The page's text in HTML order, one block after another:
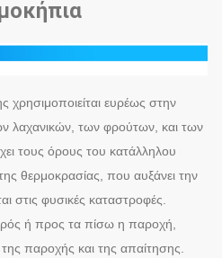
χρησιμοποιείται ευρέως στην
λαχανικών, των φρούτων, και των
τους όρους του κατάλληλου
θερμοκρασίας, που αυξάνει την
στις φυσικές καταστροφές.
ή προς τα πίσω η παροχή,
της παροχής και της απαίτησης.